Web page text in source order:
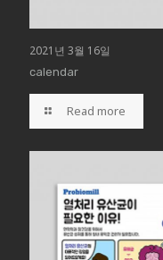
2021년 3월 16일
calendar
Read more